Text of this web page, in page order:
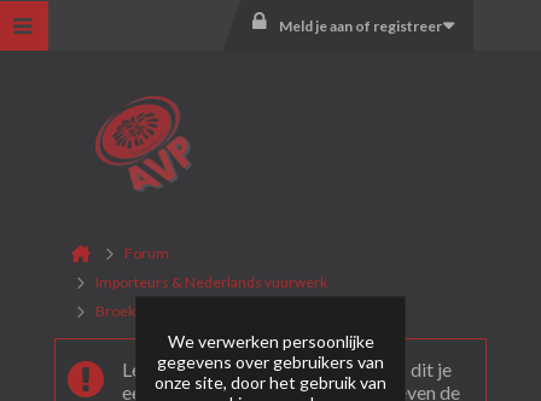
Meld je aan of registreer
Forum
Importeurs & Nederlands vuurwerk
Broekhoff Vuurwerk
Leuk dat je ons gevonden hebt! Als dit je
eerste bezoek is bekijk dan eerst even de
We verwerken persoonlijke
gegevens over gebruikers van
onze site, door het gebruik van